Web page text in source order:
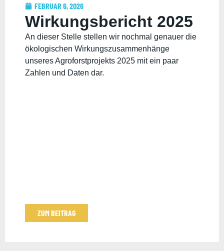
FEBRUAR 6, 2026
Wirkungsbericht 2025
An dieser Stelle stellen wir nochmal genauer die
ökologischen Wirkungszusammenhänge
unseres Agroforstprojekts 2025 mit ein paar
Zahlen und Daten dar.
ZUM BEITRAG